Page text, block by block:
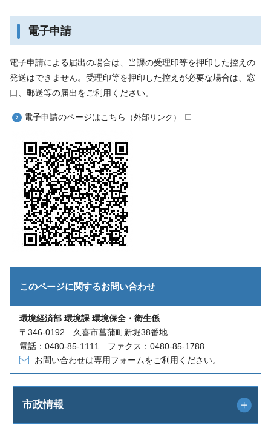
電子申請
電子申請による届出の場合は、当課の受理印等を押印した控えの
発送はできません。受理印等を押印した控えが必要な場合は、窓
口、郵送等の届出をご利用ください。
電子申請のページはこちら （外部リンク）
このページに関するお問い合わせ
環境経済部 環境課 環境保全・衛生係
〒346-0192 久喜市菖蒲町新堀38番地
電話：0480-85-1111 ファクス：0480-85-1788
お問い合わせは専用フォームをご利用ください。
市政情報